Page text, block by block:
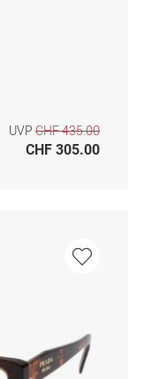
UVP CHF 435.00
CHF 305.00